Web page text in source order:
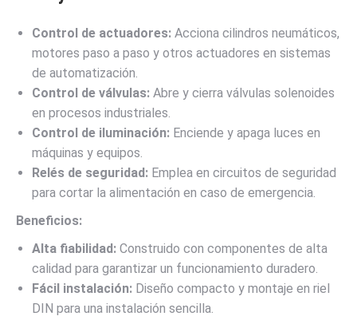
Control de actuadores: Acciona cilindros neumáticos,
motores paso a paso y otros actuadores en sistemas
de automatización.
Control de válvulas: Abre y cierra válvulas solenoides
en procesos industriales.
Control de iluminación: Enciende y apaga luces en
máquinas y equipos.
Relés de seguridad: Emplea en circuitos de seguridad
para cortar la alimentación en caso de emergencia.
Beneficios:
Alta fiabilidad: Construido con componentes de alta
calidad para garantizar un funcionamiento duradero.
Fácil instalación: Diseño compacto y montaje en riel
DIN para una instalación sencilla.